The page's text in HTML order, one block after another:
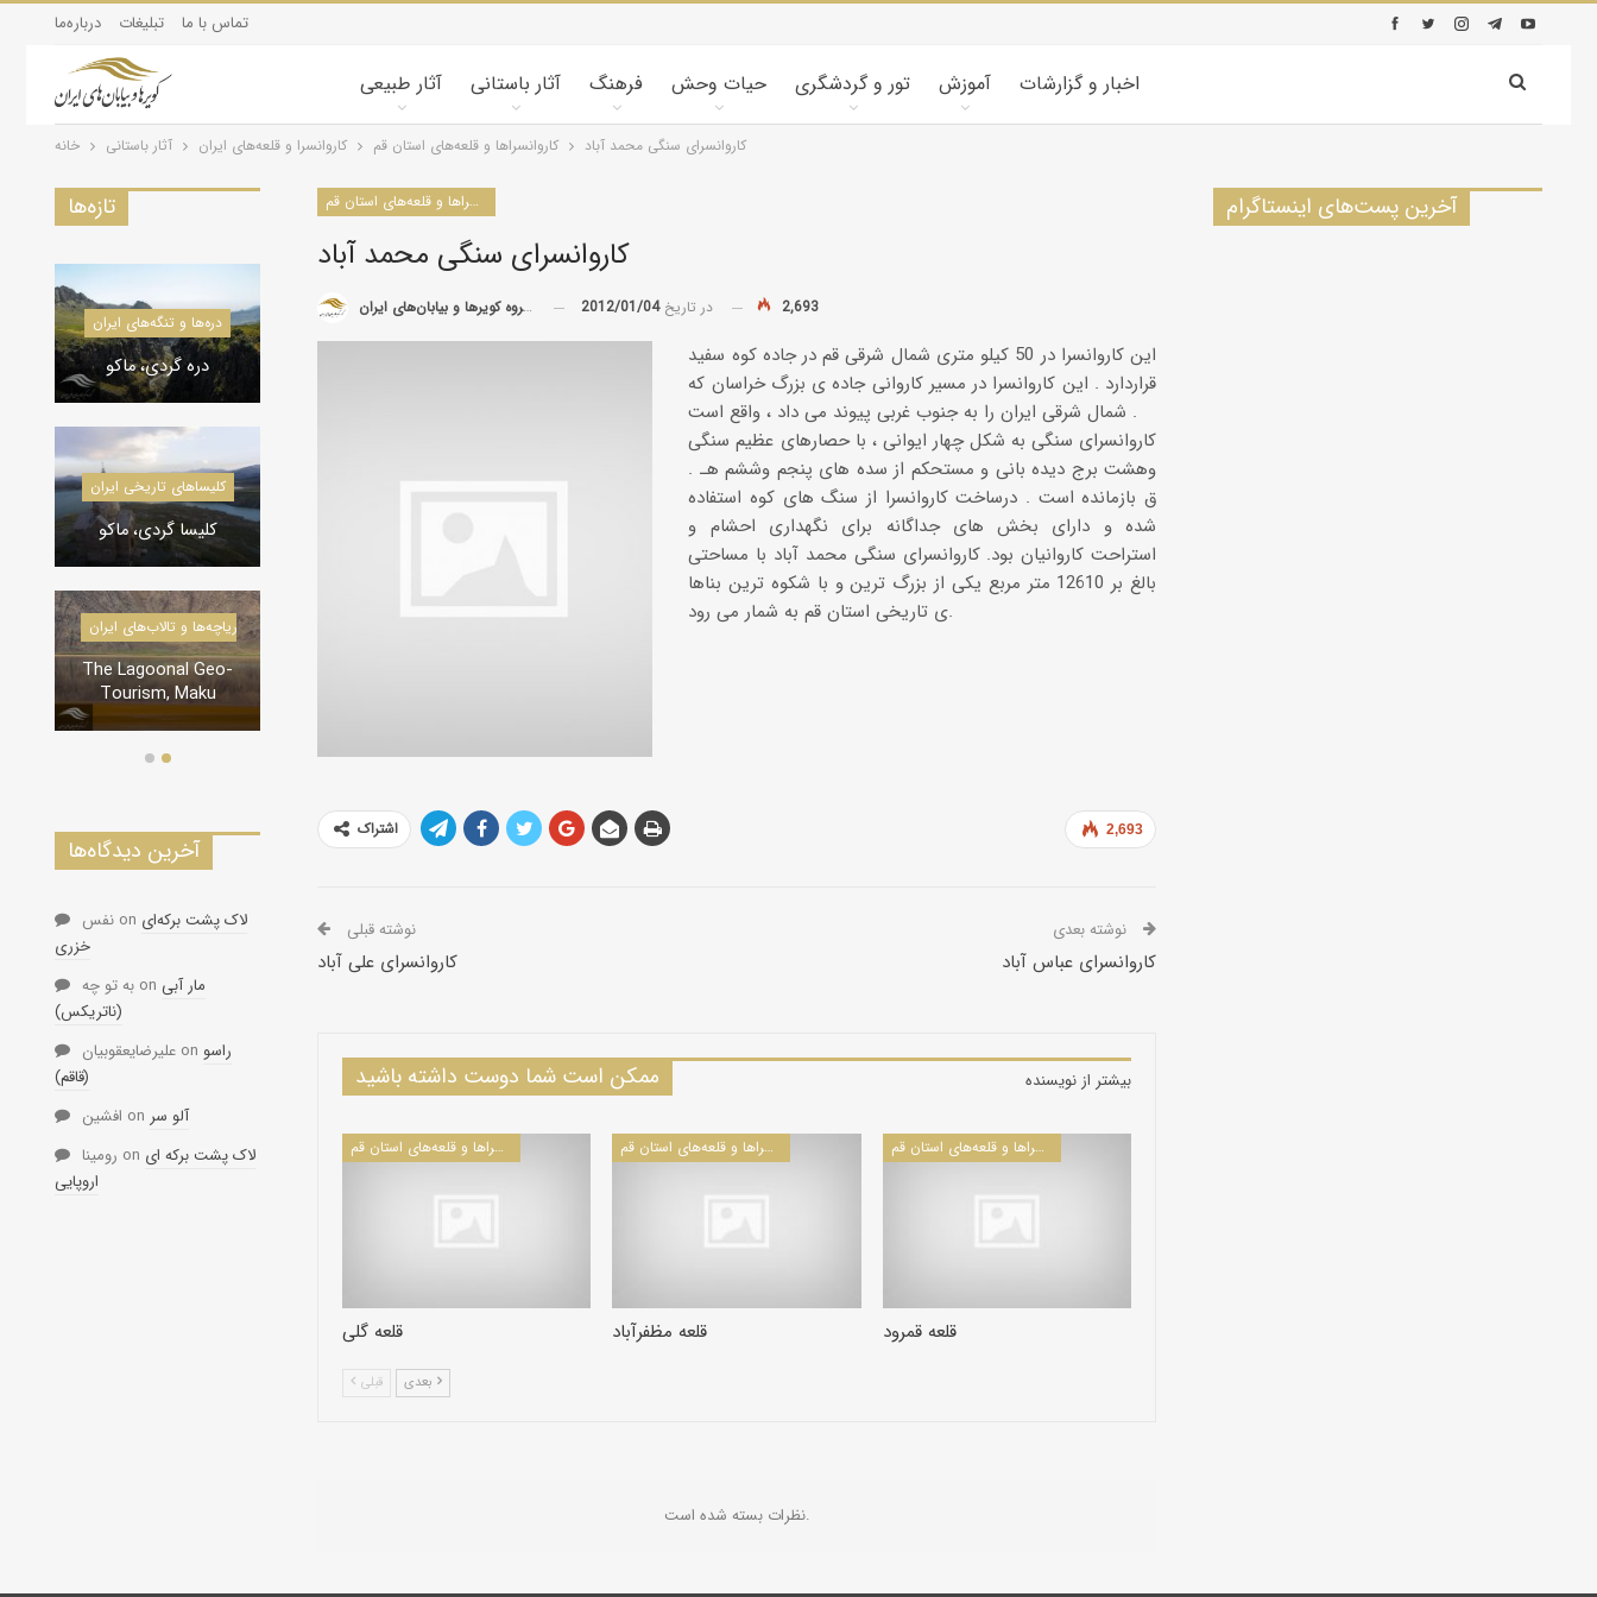
درباره‌ما تبلیغات تماس با ما
آثار طبیعی آثار باستانی فرهنگ حیات وحش تور و گردشگری آموزش اخبار و گزارشات
خانه آثار باستانی کاروانسرا و قلعه‌های ایران کاروانسراها و قلعه‌های استان قم كاروانسرای سنگی محمد آباد
کاروانسراها و قلعه‌های استان قم
كاروانسرای سنگی محمد آباد
توسط گروه کویرها و بیابان‌های ایران در تاریخ2012/01/04 2,693
این كاروانسرا در 50 كیلو متری شمال شرقی قم در جاده كوه سفید
قراردارد . این كاروانسرا در مسیر كاروانی جاده ی بزرگ خراسان كه
شمال شرقی ایران را به جنوب غربی پیوند می داد ، واقع است .
كاروانسرای سنگی به شكل چهار ایوانی ، با حصارهای عظیم سنگی
وهشت برج دیده بانی و مستحكم از سده های پنجم وششم هـ .
ق بازمانده است . درساخت كاروانسرا از سنگ های كوه استفاده
شده و دارای بخش های جداگانه برای نگهداری احشام و
استراحت كاروانیان بود. كاروانسرای سنگی محمد آباد با مساحتی
بالغ بر 12610 متر مربع یكی از بزرگ ترین و با شكوه ترین بناها
ی تاریخی استان قم به شمار می رود.
2,693 اشتراک
نوشته قبلی
كاروانسرای علی آباد كاروانسرای عباس آباد
ممکن است شما دوست داشته باشید بیشتر از نویسنده
کاروانسراها و قلعه‌های استان قم
قلعه گلی
کاروانسراها و قلعه‌های استان قم
قلعه مظفرآباد
کاروانسراها و قلعه‌های استان قم
قلعه قمرود
قبلی
نظرات بسته شده است.
آخرین پست‌های اینستاگرام تازه‌ها
دره‌ها و تنگه‌های ایران
دره گردی، ماکو
کلیسا‌های تاریخی ایران
کلیسا گردی، ماکو
درياچه‌‌ها و تالاب‌های ایران
The Lagoonal Geo-
Tourism, Maku
کویرشناسی
آخرین دیدگاه‌ها
نفس on لاک پشت برکه‌ای
خزری
به تو چه on مار آبی
(ناتریکس)
علیرضایعقوبیان on راسو
(قاقم)
افشین on آلو سر
رومینا on لاک پشت برکه ای
اروپایی